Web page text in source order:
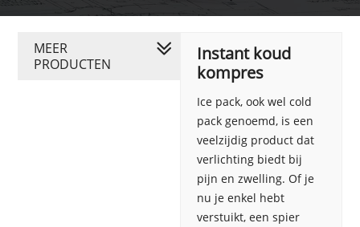
Instant koud
kompres
Ice pack, ook wel cold
pack genoemd, is een
veelzijdig product dat
verlichting biedt bij
pijn en zwelling. Of je
nu je enkel hebt
verstuikt, een spier
MEER
PRODUCTEN